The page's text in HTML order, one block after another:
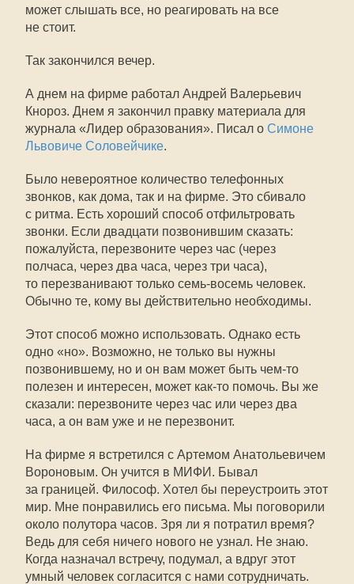
может слышать все, но реагировать на все
не стоит.
Так закончился вечер.
А днем на фирме работал Андрей Валерьевич
Кнороз. Днем я закончил правку материала для
журнала «Лидер образования». Писал о Симоне
Львовиче Соловейчике.
Было невероятное количество телефонных
звонков, как дома, так и на фирме. Это сбивало
с ритма. Есть хороший способ отфильтровать
звонки. Если двадцати позвонившим сказать:
пожалуйста, перезвоните через час (через
полчаса, через два часа, через три часа),
то перезванивают только семь-восемь человек.
Обычно те, кому вы действительно необходимы.
Этот способ можно использовать. Однако есть
одно «но». Возможно, не только вы нужны
позвонившему, но и он вам может быть чем-то
полезен и интересен, может как-то помочь. Вы же
сказали: перезвоните через час или через два
часа, а он вам уже и не перезвонит.
На фирме я встретился с Артемом Анатольевичем
Вороновым. Он учится в МИФИ. Бывал
за границей. Философ. Хотел бы переустроить этот
мир. Мне понравились его письма. Мы поговорили
около полутора часов. Зря ли я потратил время?
Ведь для себя ничего нового не узнал. Не знаю.
Когда назначал встречу, подумал, а вдруг этот
умный человек согласится с нами сотрудничать.